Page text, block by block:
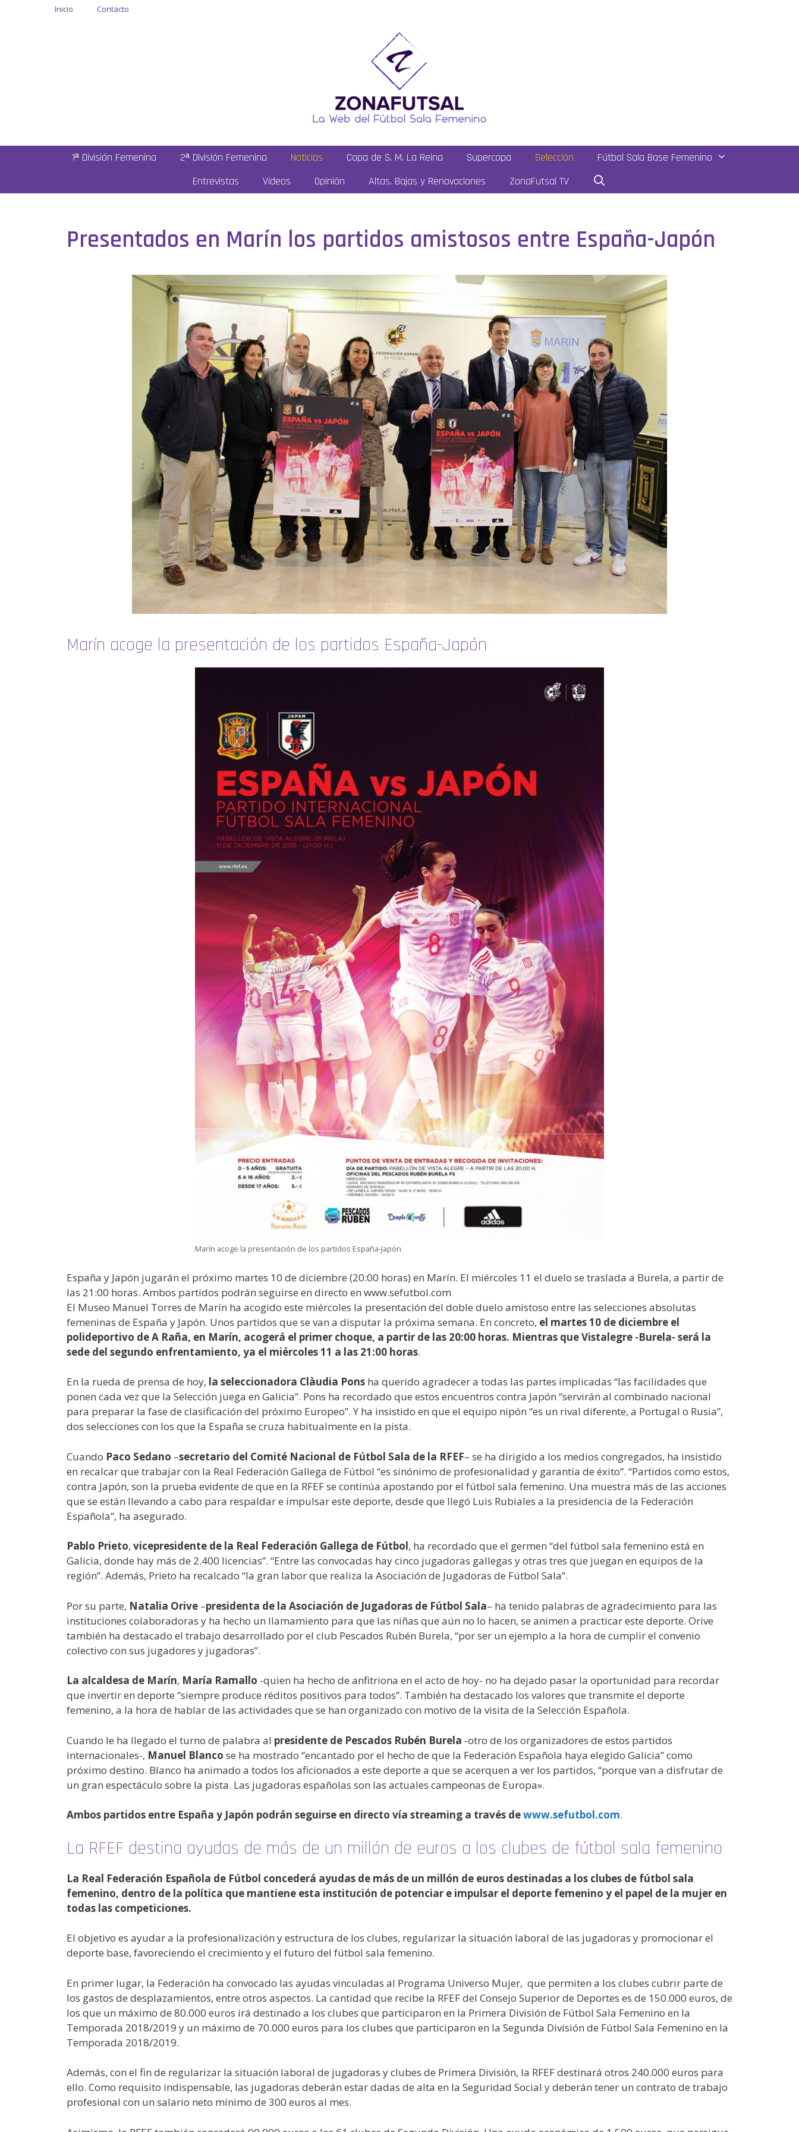
Inicio Contacto
1ª División Femenina 2ª División Femenina Noticias Copa de S. M. La Reina Supercopa Selección
Fútbol Sala Base Femenino
Entrevistas
Vídeos Opinión Altas, Bajas y Renovaciones ZonaFutsal TV
Presentados en Marín los partidos amistosos entre España-Japón
Marín acoge la presentación de los partidos España-Japón
Marín acoge la presentación de los partidos España-Japón
España y Japón jugarán el próximo martes 10 de diciembre (20:00 horas) en Marín. El miércoles 11 el duelo se traslada a Burela, a partir de
las 21:00 horas. Ambos partidos podrán seguirse en directo en www.sefutbol.com
El Museo Manuel Torres de Marín ha acogido este miércoles la presentación del doble duelo amistoso entre las selecciones absolutas
femeninas de España y Japón. Unos partidos que se van a disputar la próxima semana. En concreto, el martes 10 de diciembre el
polideportivo de A Raña, en Marín, acogerá el primer choque, a partir de las 20:00 horas. Mientras que Vistalegre -Burela- será la
sede del segundo enfrentamiento, ya el miércoles 11 a las 21:00 horas.
En la rueda de prensa de hoy, la seleccionadora Clàudia Pons ha querido agradecer a todas las partes implicadas “las facilidades que
ponen cada vez que la Selección juega en Galicia”. Pons ha recordado que estos encuentros contra Japón “servirán al combinado nacional
para preparar la fase de clasificación del próximo Europeo”. Y ha insistido en que el equipo nipón “es un rival diferente, a Portugal o Rusia”,
dos selecciones con los que la España se cruza habitualmente en la pista.
Cuando Paco Sedano –secretario del Comité Nacional de Fútbol Sala de la RFEF– se ha dirigido a los medios congregados, ha insistido
en recalcar que trabajar con la Real Federación Gallega de Fútbol “es sinónimo de profesionalidad y garantía de éxito”. “Partidos como estos,
contra Japón, son la prueba evidente de que en la RFEF se continúa apostando por el fútbol sala femenino. Una muestra más de las acciones
que se están llevando a cabo para respaldar e impulsar este deporte, desde que llegó Luis Rubiales a la presidencia de la Federación
Española”, ha asegurado.
Pablo Prieto, vicepresidente de la Real Federación Gallega de Fútbol, ha recordado que el germen “del fútbol sala femenino está en
Galicia, donde hay más de 2.400 licencias”. “Entre las convocadas hay cinco jugadoras gallegas y otras tres que juegan en equipos de la
región”. Además, Prieto ha recalcado “la gran labor que realiza la Asociación de Jugadoras de Fútbol Sala”.
Por su parte, Natalia Orive –presidenta de la Asociación de Jugadoras de Fútbol Sala– ha tenido palabras de agradecimiento para las
instituciones colaboradoras y ha hecho un llamamiento para que las niñas que aún no lo hacen, se animen a practicar este deporte. Orive
también ha destacado el trabajo desarrollado por el club Pescados Rubén Burela, “por ser un ejemplo a la hora de cumplir el convenio
colectivo con sus jugadores y jugadoras”.
La alcaldesa de Marín, María Ramallo -quien ha hecho de anfitriona en el acto de hoy- no ha dejado pasar la oportunidad para recordar
que invertir en deporte “siempre produce réditos positivos para todos”. También ha destacado los valores que transmite el deporte
femenino, a la hora de hablar de las actividades que se han organizado con motivo de la visita de la Selección Española.
Cuando le ha llegado el turno de palabra al presidente de Pescados Rubén Burela -otro de los organizadores de estos partidos
internacionales-, Manuel Blanco se ha mostrado “encantado por el hecho de que la Federación Española haya elegido Galicia” como
próximo destino. Blanco ha animado a todos los aficionados a este deporte a que se acerquen a ver los partidos, “porque van a disfrutar de
un gran espectáculo sobre la pista. Las jugadoras españolas son las actuales campeonas de Europa».
Ambos partidos entre España y Japón podrán seguirse en directo vía streaming a través dewww.sefutbol.com.
La RFEF destina ayudas de más de un millón de euros a los clubes de fútbol sala femenino
La Real Federación Española de Fútbol concederá ayudas de más de un millón de euros destinadas a los clubes de fútbol sala
femenino, dentro de la política que mantiene esta institución de potenciar e impulsar el deporte femenino y el papel de la mujer en
todas las competiciones.
El objetivo es ayudar a la profesionalización y estructura de los clubes, regularizar la situación laboral de las jugadoras y promocionar el
deporte base, favoreciendo el crecimiento y el futuro del fútbol sala femenino.
En primer lugar, la Federación ha convocado las ayudas vinculadas al Programa Universo Mujer, que permiten a los clubes cubrir parte de
los gastos de desplazamientos, entre otros aspectos. La cantidad que recibe la RFEF del Consejo Superior de Deportes es de 150.000 euros, de
los que un máximo de 80.000 euros irá destinado a los clubes que participaron en la Primera División de Fútbol Sala Femenino en la
Temporada 2018/2019 y un máximo de 70.000 euros para los clubes que participaron en la Segunda División de Fútbol Sala Femenino en la
Temporada 2018/2019.
Además, con el fin de regularizar la situación laboral de jugadoras y clubes de Primera División, la RFEF destinará otros 240.000 euros para
ello. Como requisito indispensable, las jugadoras deberán estar dadas de alta en la Seguridad Social y deberán tener un contrato de trabajo
profesional con un salario neto mínimo de 300 euros al mes.